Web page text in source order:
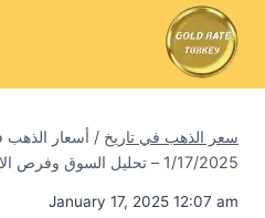
سعر الذهب في تاريخ / أسعار الذهب
1/17/2025 – تحليل السوق وفرص الاستثمار
January 17, 2025 12:07 am